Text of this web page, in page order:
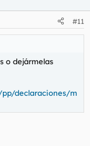
#11
o dejármelas
declaraciones/m